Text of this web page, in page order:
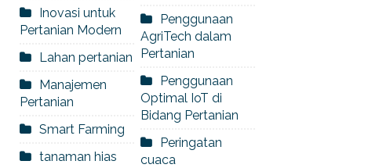
Inovasi untuk
Pertanian Modern
Lahan pertanian
Manajemen
Pertanian
Smart Farming
tanaman hias
Penggunaan
AgriTech dalam
Pertanian
Penggunaan
Optimal IoT di
Bidang Pertanian
Peringatan
cuaca